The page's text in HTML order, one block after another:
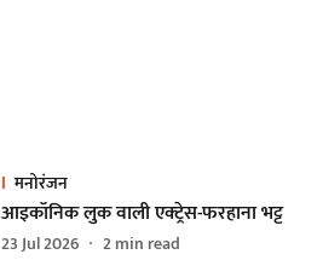
मनोरंजन
आइकॉनिक लुक वाली एक्‍ट्रेस-फरहाना भट्ट
23 Jul 2026 2min read